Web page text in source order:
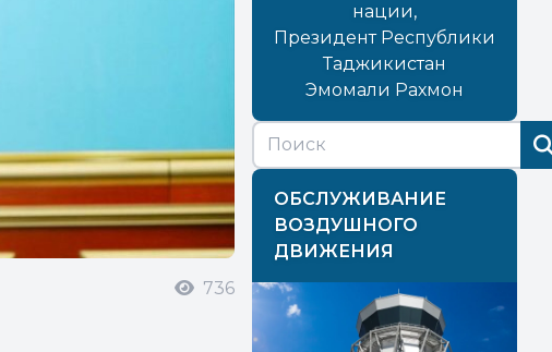
736
нации,
Президент Республики
Таджикистан
Эмомали Рахмон
ОБСЛУЖИВАНИЕ
ВОЗДУШНОГО
ДВИЖЕНИЯ